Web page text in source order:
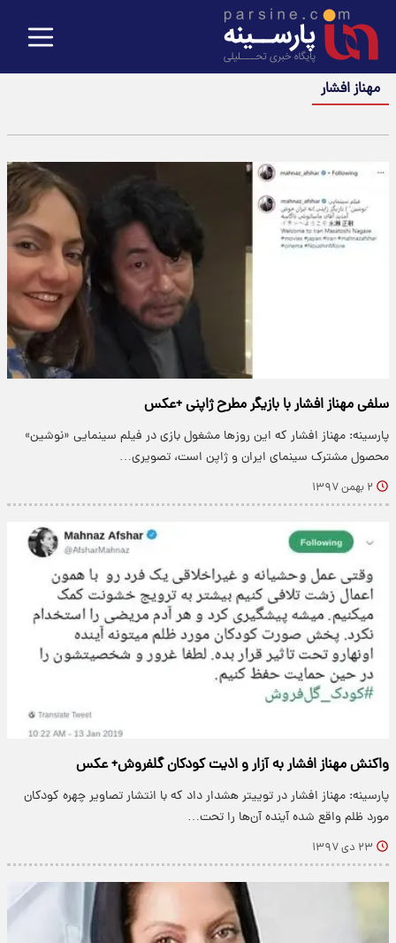
مهناز افشار
سلفی مهناز افشار با بازیگر مطرح ژاپنی +عکس
پارسینه: مهناز افشار که این روز‌ها مشغول بازی در فیلم سینمایی «نوشین»
محصول مشترک سینمای ایران و ژاپن است، تصویری…
۲ بهمن ۱۳۹۷
واکنش مهناز افشار به آزار و اذیت کودکان گلفروش+ عکس
پارسینه: مهناز افشار در توییتر هشدار داد که با انتشار تصاویر چهره کودکان
مورد ظلم واقع شده آینده آن‌ها را تحت…
۲۳ دی ۱۳۹۷